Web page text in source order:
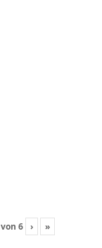
von 6 › »